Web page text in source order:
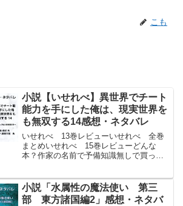
こも
小説【いせれべ】異世界でチート
能力を手にした俺は、現実世界を
も無双する14感想・ネタバレ
いせれべ 13巻レビューいせれべ 全巻
まとめいせれべ 15巻レビューどんな
本？作家の名前で予備知識無しで買った
だったからな・・文章の書き方が凄く面
白くて進化の実を読んで...
小説「水属性の魔法使い 第三
部 東方諸国編2」感想・ネタバ